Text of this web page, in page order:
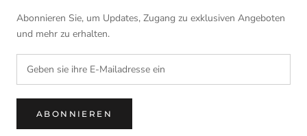
Abonnieren Sie, um Updates, Zugang zu exklusiven Angeboten
und mehr zu erhalten.
ABONNIEREN